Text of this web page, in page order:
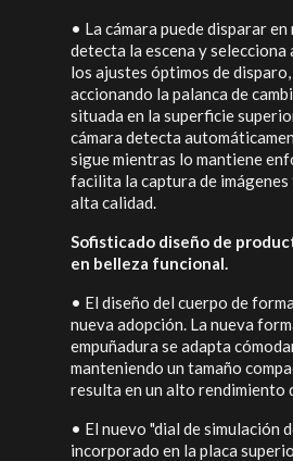
• La cámara puede disparar en
detecta la escena y
los ajustes óptimos de
accionando la palanca de
situada en la superficie
cámara detecta
sigue mientras lo mantiene
facilita la captura de
alta calidad.
Sofisticado diseño de
en belleza funcional.
• El diseño del cuerpo de
nueva adopción. La nueva
empuñadura se adapta
manteniendo un tamaño
resulta en un alto rendimiento
• El nuevo "dial de simulación
incorporado en la placa